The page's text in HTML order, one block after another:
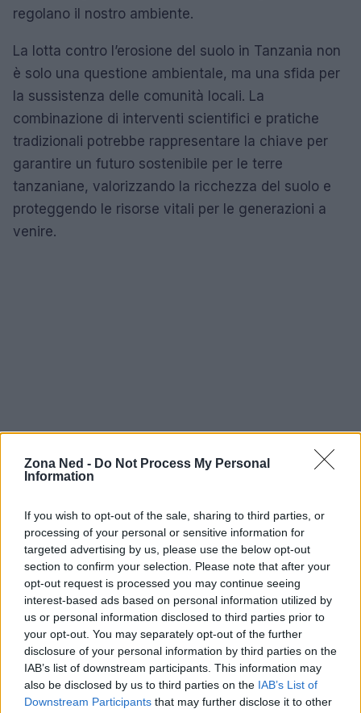
Zona Ned - Do Not Process My Personal
Information
If you wish to opt-out of the sale, sharing to third parties, or
processing of your personal or sensitive information for
targeted advertising by us, please use the below opt-out
section to confirm your selection. Please note that after your
opt-out request is processed you may continue seeing
interest-based ads based on personal information utilized by
us or personal information disclosed to third parties prior to
your opt-out. You may separately opt-out of the further
disclosure of your personal information by third parties on the
IAB’s list of downstream participants. This information may
also be disclosed by us to third parties on the IAB’s List of
Downstream Participants that may further disclose it to other
regolano il nostro ambiente.
La lotta contro l’erosione del suolo in Tanzania non
è solo una questione ambientale, ma una sfida per
la sussistenza delle comunità locali. La
combinazione di interventi scientifici e pratiche
tradizionali potrebbe rappresentare la chiave per
garantire un futuro sostenibile per le terre
tanzaniane, valorizzando la ricchezza del suolo e
proteggendo le risorse vitali per le generazioni a
venire.
AUTORE
Staff